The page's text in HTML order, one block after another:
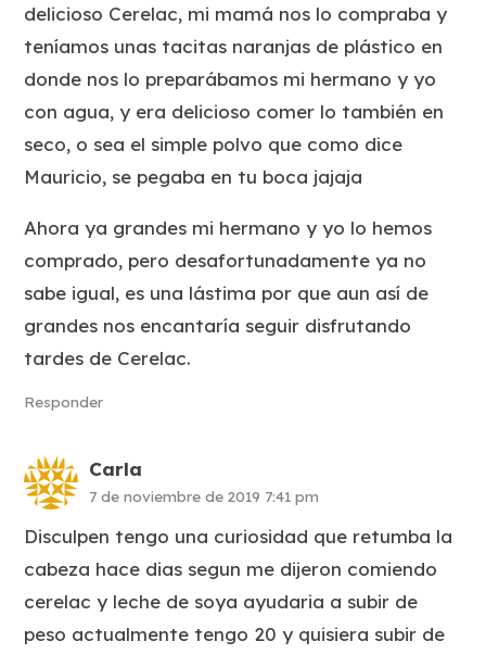
delicioso Cerelac, mi mamá nos lo compraba y
teníamos unas tacitas naranjas de plástico en
donde nos lo preparábamos mi hermano y yo
con agua, y era delicioso comer lo también en
seco, o sea el simple polvo que como dice
Mauricio, se pegaba en tu boca jajaja
Ahora ya grandes mi hermano y yo lo hemos
comprado, pero desafortunadamente ya no
sabe igual, es una lástima por que aun así de
grandes nos encantaría seguir disfrutando
tardes de Cerelac.
Responder
Carla
7 de noviembre de 2019 7:41 pm
Disculpen tengo una curiosidad que retumba la
cabeza hace dias segun me dijeron comiendo
cerelac y leche de soya ayudaria a subir de
peso actualmente tengo 20 y quisiera subir de